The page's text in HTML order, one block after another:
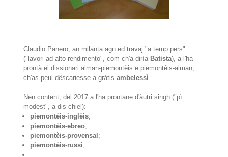
Claudio Panero, an milanta agn ëd travaj "a temp pers"
("lavori ad alto rendimento", com ch'a dirìa Batista), a l'ha
prontà ël dissionari alman-piemontèis e piemontèis-alman,
ch'as peul dëscariesse a gràtisambelessì
Nen content, dël 2017 a l'ha prontane d'àutri singh ("pì
modest", a dis chiel):
piemontèis-inglèis;
piemontèis-ebreo;
piemontèis-provensal ;
piemontèis-russi;